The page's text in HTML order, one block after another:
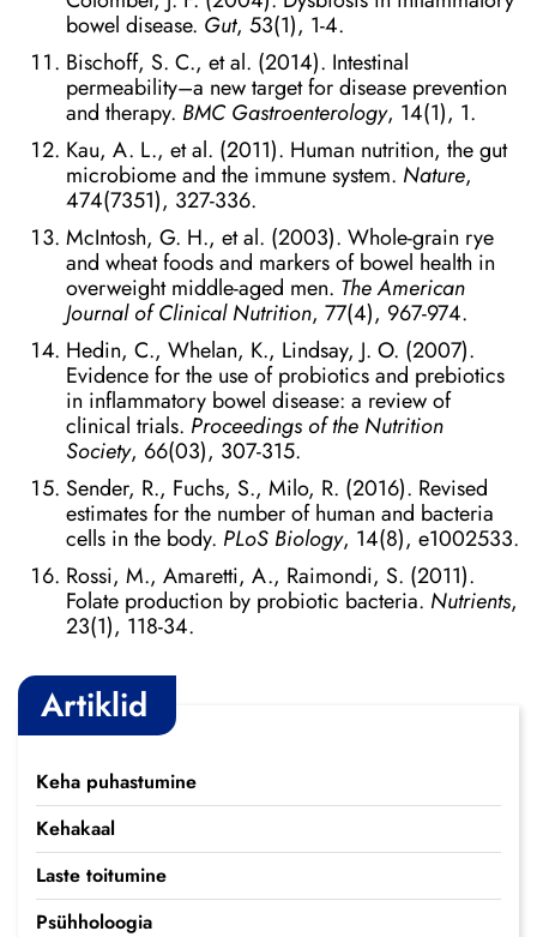
Artiklid
Keha puhastumine
Kehakaal
Laste toitumine
Psühholoogia
bowel disease. Gut, 53(1), 1-4.
Bischoff, S. C., et al. (2014). Intestinal
permeability–a new target for disease prevention
and therapy. BMC Gastroenterology, 14(1), 1.
Kau, A. L., et al. (2011). Human nutrition, the gut
microbiome and the immune system. Nature,
474(7351), 327-336.
McIntosh, G. H., et al. (2003). Whole-grain rye
and wheat foods and markers of bowel health in
overweight middle-aged men. The American
Journal of Clinical Nutrition, 77(4), 967-974.
Hedin, C., Whelan, K., Lindsay, J. O. (2007).
Evidence for the use of probiotics and prebiotics
in inflammatory bowel disease: a review of
clinical trials. Proceedings of the Nutrition
Society, 66(03), 307-315.
Sender, R., Fuchs, S., Milo, R. (2016). Revised
estimates for the number of human and bacteria
cells in the body. PLoS Biology, 14(8), e1002533.
Rossi, M., Amaretti, A., Raimondi, S. (2011).
Folate production by probiotic bacteria. Nutrients,
23(1), 118-34.